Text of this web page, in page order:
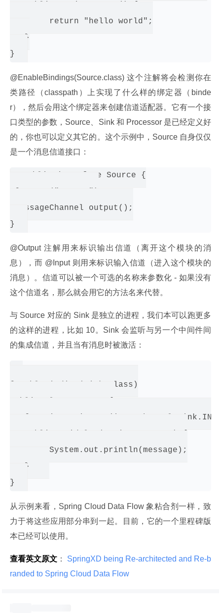
   }
@EnableBindings(Source.class) 这个注解将会检测你在
类路径（classpath）上实现了什么样的绑定器（binde
r），然后会用这个绑定器来创建信道适配器。它有一个接
口类型的参数，Source、Sink 和 Processor 是已经定义好
的，你也可以定义其它的。这个示例中，Source 自身仅仅
是一个消息信道接口：
public interface Source {
MessageChannel output();
@Output 注解用来标识输出信道（离开这个模块的消
息），而 @Input 则用来标识输入信道（进入这个模块的
消息）。信道可以被一个可选的名称来参数化 - 如果没有
这个信道名，那么就会用它的方法名来代替。
与 Source 对应的 Sink 是独立的进程，我们本可以跑更多
的这样的进程，比如 10。Sink 会监听与另一个中间件间
的集成信道，并且当有消息时被激活：
@EnableBinding(Sink.class)
   }
从示例来看，Spring Cloud Data Flow 象粘合剂一样，致
力于将这些应用部分串到一起。目前，它的一个里程碑版
本已经可以使用。
查看英文原文 ：
SpringXD being Re-architected and Re-b
randed to Spring Cloud Data Flow